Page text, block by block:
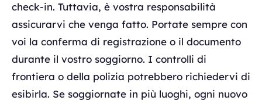
check-in. Tuttavia, è vostra responsabilità
assicurarvi che venga fatto. Portate sempre con
voi la conferma di registrazione o il documento
durante il vostro soggiorno. I controlli di
frontiera o della polizia potrebbero richiedervi di
esibirla. Se soggiornate in più luoghi, ogni nuovo